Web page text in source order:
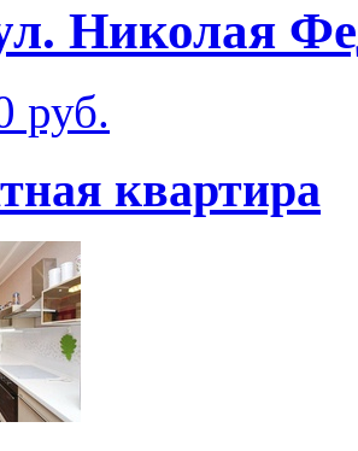
Николая
руб.
квартира